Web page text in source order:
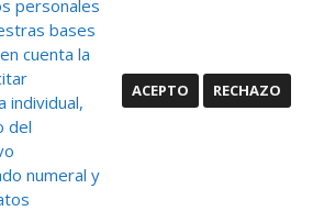
3757 – 253 9958
FAX: 617 7949
CEL: 315 831 67 14
personales
bases
cuenta la
individual,
del
numeral y
ACEPTO RECHAZO